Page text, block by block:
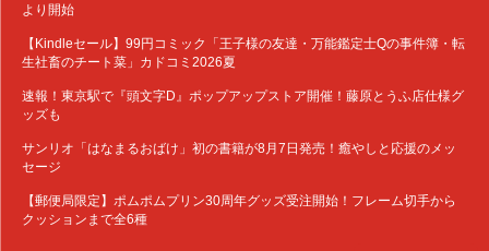
より開始
【Kindleセール】99円コミック「王子様の友達・万能鑑定士Qの事件簿・転
生社畜のチート菜」カドコミ2026夏
速報！東京駅で『頭文字D』ポップアップストア開催！藤原とうふ店仕様グ
ッズも
サンリオ「はなまるおばけ」初の書籍が8月7日発売！癒やしと応援のメッ
セージ
【郵便局限定】ポムポムプリン30周年グッズ受注開始！フレーム切手から
クッションまで全6種